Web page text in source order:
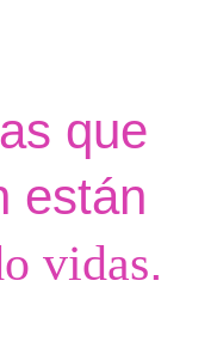
que
están
vidas.